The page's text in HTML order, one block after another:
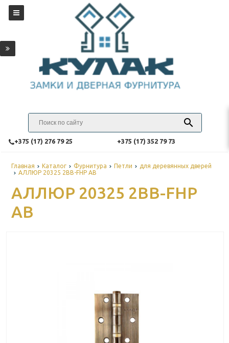
‎+375 (17) 276 79 25 ‎+375 (17) 352 79 73
Главная Каталог Фурнитура Петли
для деревянных дверей
АЛЛЮР 20325 2BB-FHP AB
АЛЛЮР 20325 2BB-FHP
AB